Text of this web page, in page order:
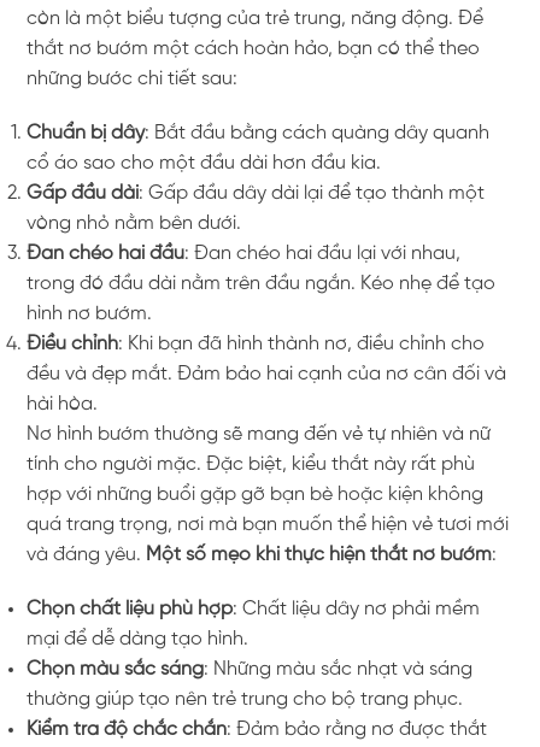
còn là một biểu tượng của trẻ trung, năng động. Để
thắt nơ bướm một cách hoàn hảo, bạn có thể theo
những bước chi tiết sau:
Chuẩn bị dây: Bắt đầu bằng cách quàng dây quanh
cổ áo sao cho một đầu dài hơn đầu kia.
Gấp đầu dài: Gấp đầu dây dài lại để tạo thành một
vòng nhỏ nằm bên dưới.
Đan chéo hai đầu: Đan chéo hai đầu lại với nhau,
trong đó đầu dài nằm trên đầu ngắn. Kéo nhẹ để tạo
hình nơ bướm.
Điều chỉnh: Khi bạn đã hình thành nơ, điều chỉnh cho
đều và đẹp mắt. Đảm bảo hai cạnh của nơ cân đối và
hài hòa.
Nơ hình bướm thường sẽ mang đến vẻ tự nhiên và nữ
tính cho người mặc. Đặc biệt, kiểu thắt này rất phù
hợp với những buổi gặp gỡ bạn bè hoặc kiện không
quá trang trọng, nơi mà bạn muốn thể hiện vẻ tươi mới
và đáng yêu. Một số mẹo khi thực hiện thắt nơ bướm:
Chọn chất liệu phù hợp: Chất liệu dây nơ phải mềm
mại để dễ dàng tạo hình.
Chọn màu sắc sáng: Những màu sắc nhạt và sáng
thường giúp tạo nên trẻ trung cho bộ trang phục.
Kiểm tra độ chắc chắn: Đảm bảo rằng nơ được thắt